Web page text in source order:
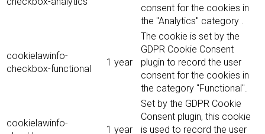
consent for the cookies in
the "Analytics" category .
cookielawinfo-
checkbox-functional
1 year
The cookie is set by the
GDPR Cookie Consent
plugin to record the user
consent for the cookies in
the category "Functional".
cookielawinfo-
1 year
Set by the GDPR Cookie
Consent plugin, this cookie
is used to record the user